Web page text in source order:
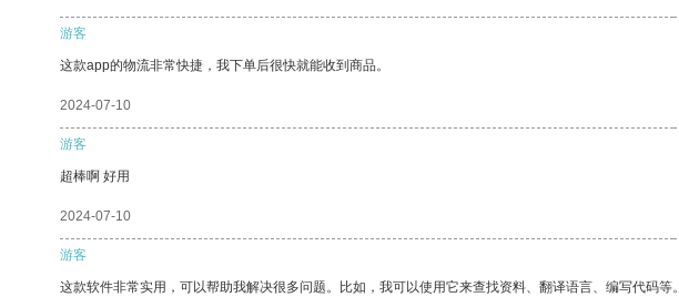
游客
这款app的物流非常快捷，我下单后很快就能收到商品。
2024-07-10
游客
超棒啊 好用
2024-07-10
游客
这款软件非常实用，可以帮助我解决很多问题。比如，我可以使用它来查找资料、翻译语言、编写代码等。